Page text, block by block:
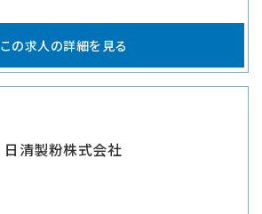
この求人の詳細を見る
日清製粉株式会社